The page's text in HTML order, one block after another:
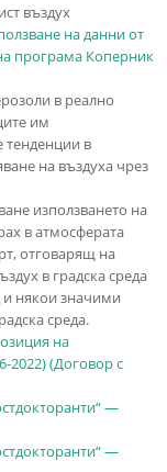
въздух
на данни от
програма Коперник
в реално
им
тенденции в
на въздуха чрез
използването на
в атмосферата
отговарящ на
в градска среда
и някои значими
среда.
на
2022) (Договор с
—
—